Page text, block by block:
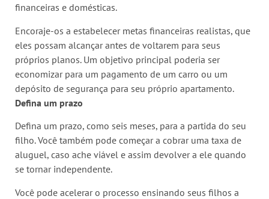
financeiras e domésticas.
Encoraje-os a estabelecer metas financeiras realistas, que
eles possam alcançar antes de voltarem para seus
próprios planos. Um objetivo principal poderia ser
economizar para um pagamento de um carro ou um
depósito de segurança para seu próprio apartamento.
Defina um prazo
Defina um prazo, como seis meses, para a partida do seu
filho. Você também pode começar a cobrar uma taxa de
aluguel, caso ache viável e assim devolver a ele quando
se tornar independente.
Você pode acelerar o processo ensinando seus filhos a